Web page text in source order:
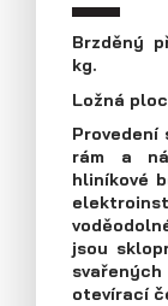
Tel: +420
Fax:
E-mail:
Sledujte
Brzděný
kg.
Ložná
Provedení
rám a
hliníkové
jsou
otevírací